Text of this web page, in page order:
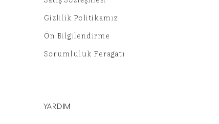
Gizlilik Politikamız
Ön Bilgilendirme
Sorumluluk Feragatı
YARDIM